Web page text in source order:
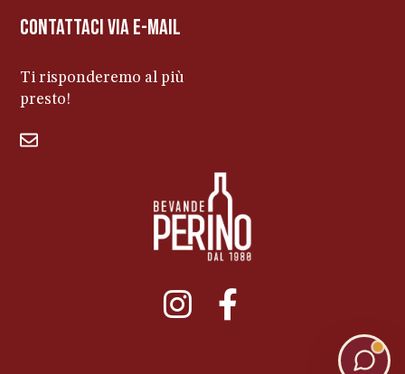
contattaci via e-mail
Ti risponderemo al più
presto!
011ENTERPRISE.COM